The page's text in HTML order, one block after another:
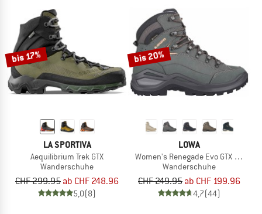
bis 17%
LA SPORTIVA
Aequilibrium Trek GTX
Wanderschuhe
CHF 299.95 ab CHF 248.96
5,0(8)
bis 20%
LOWA
Women's Renegade Evo GTX Mid
Wanderschuhe
CHF 249.95 ab CHF 199.96
4,7(44)